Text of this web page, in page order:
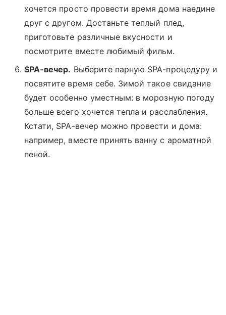
хочется просто провести время дома наедине
друг с другом. Достаньте теплый плед,
приготовьте различные вкусности и
посмотрите вместе любимый фильм.
SPA-вечер. Выберите парную SPA-процедуру и
посвятите время себе. Зимой такое свидание
будет особенно уместным: в морозную погоду
больше всего хочется тепла и расслабления.
Кстати, SPA-вечер можно провести и дома:
например, вместе принять ванну с ароматной
пеной.